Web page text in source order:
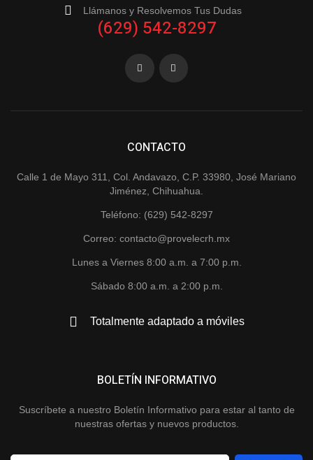
Llámanos y Resolvemos Tus Dudas
(629) 542-8297
CONTACTO
Calle 1 de Mayo 311, Col. Andavazo, C.P. 33980, José Mariano
Jiménez, Chihuahua.
Teléfono: (629) 542-8297
Correo: contacto@provelecrh.mx
Lunes a Viernes 8:00 a.m. a 7:00 p.m.
Sábado 8:00 a.m. a 2:00 p.m.
Totalmente adaptado a móviles
BOLETÍN INFORMATIVO
Suscríbete a nuestro Boletín Informativo para estar al tanto de
nuestras ofertas y nuevos productos.